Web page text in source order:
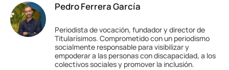
Pedro Ferrera García
Periodista de vocación, fundador y director de
Titularísimos. Comprometido con un periodismo
socialmente responsable para visibilizar y
empoderar a las personas con discapacidad, a los
colectivos sociales y promover la inclusión.